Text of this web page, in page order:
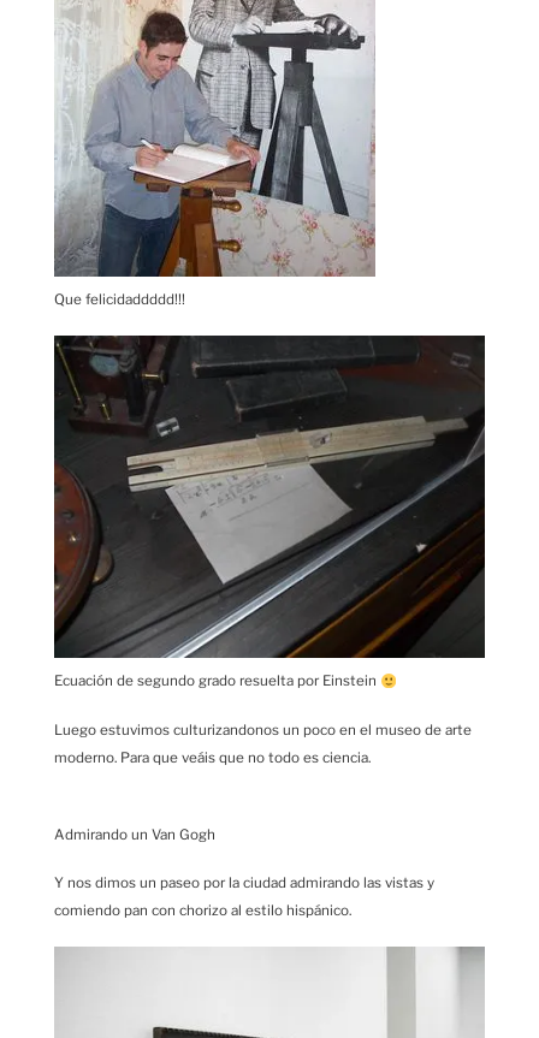
Que felicidaddddd!!!
Ecuación de segundo grado resuelta por Einstein
Luego estuvimos culturizandonos un poco en el museo de arte
moderno. Para que veáis que no todo es ciencia.
Admirando un Van Gogh
Y nos dimos un paseo por la ciudad admirando las vistas y
comiendo pan con chorizo al estilo hispánico.